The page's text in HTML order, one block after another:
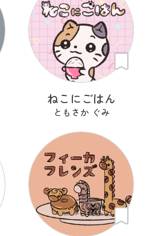
ねこにごはん
ともさか ぐみ